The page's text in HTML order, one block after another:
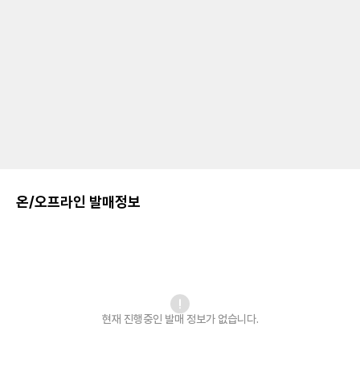
온/오프라인 발매정보
현재 진행중인 발매 정보가 없습니다.